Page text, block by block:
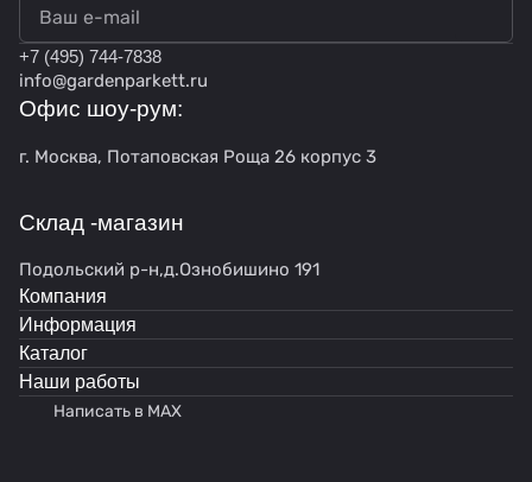
+7 (495) 744-7838
info@gardenparkett.ru
Офис шоу-рум:
г. Москва, Потаповская Роща 26 корпус 3
Склад -магазин
Подольский р-н,д.Ознобишино 191
Компания
Информация
Каталог
Наши работы
Написать в MAX